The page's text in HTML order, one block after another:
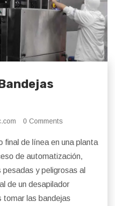
0 Comments
final de línea en una planta
de automatización,
y peligrosas al
de un desapilador
tomar las bandejas